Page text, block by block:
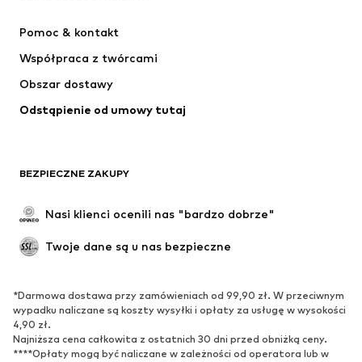
ADIDAS PERFORMANCE
Pomoc & kontakt
Współpraca z twórcami
Obszar dostawy
Odstąpienie od umowy tutaj
BEZPIECZNE ZAKUPY
Nasi klienci ocenili nas "bardzo dobrze"
Twoje dane są u nas bezpieczne
*Darmowa dostawa przy zamówieniach od 99,90 zł. W przeciwnym
wypadku naliczane są koszty wysyłki i opłaty za usługę w wysokości
4,90 zł.
Najniższa cena całkowita z ostatnich 30 dni przed obniżką ceny.
****Opłaty mogą być naliczane w zależności od operatora lub w